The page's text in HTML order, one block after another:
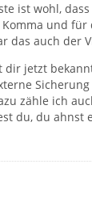
ist wohl,
und für
das auch der
dir jetzt
zähle ich
du, du ahnst